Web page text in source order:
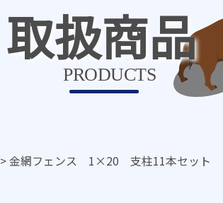
取扱商品
PRODUCTS
>金網フェンス 1×20 支柱11本セット